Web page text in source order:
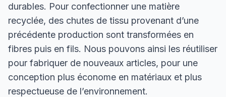
durables. Pour confectionner une matière
recyclée, des chutes de tissu provenant d’une
précédente production sont transformées en
fibres puis en fils. Nous pouvons ainsi les réutiliser
pour fabriquer de nouveaux articles, pour une
conception plus économe en matériaux et plus
respectueuse de l’environnement.